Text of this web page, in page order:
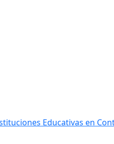
Educativas en